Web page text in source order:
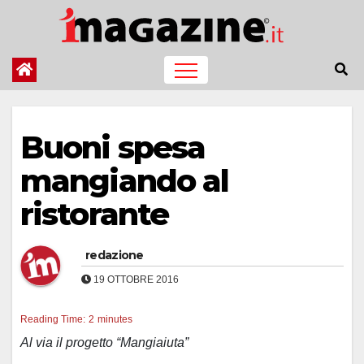
contenuto
Buoni spesa
mangiando al
ristorante
redazione
19 OTTOBRE 2016
Reading Time: 2 minutes
Al via il progetto “Mangiaiuta”